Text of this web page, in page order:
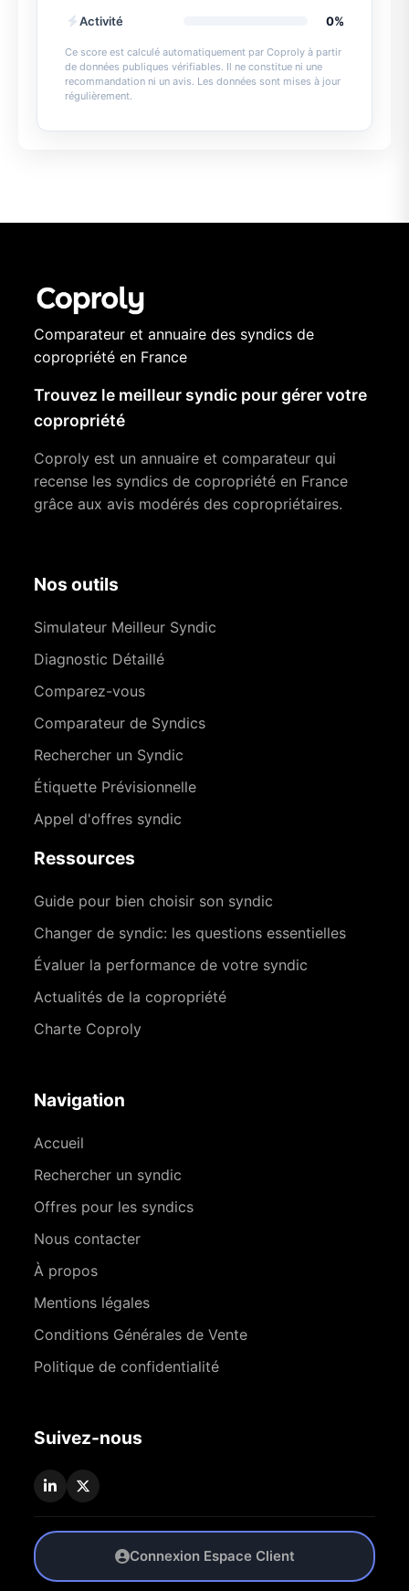
Activité
0%
Ce score est calculé automatiquement par Coproly à partir
de données publiques vérifiables. Il ne constitue ni une
recommandation ni un avis. Les données sont mises à jour
régulièrement.
Comparateur et annuaire des syndics de
copropriété en France
Trouvez le meilleur syndic pour gérer votre
copropriété
Coproly est un annuaire et comparateur qui
recense les syndics de copropriété en France
grâce aux avis modérés des copropriétaires.
Nos outils
Simulateur Meilleur Syndic
Diagnostic Détaillé
Comparez-vous
Comparateur de Syndics
Rechercher un Syndic
Étiquette Prévisionnelle
Appel d'offres syndic
Ressources
Guide pour bien choisir son syndic
Changer de syndic: les questions essentielles
Évaluer la performance de votre syndic
Actualités de la copropriété
Charte Coproly
Navigation
Accueil
Rechercher un syndic
Offres pour les syndics
Nous contacter
À propos
Mentions légales
Conditions Générales de Vente
Politique de confidentialité
Suivez-nous
Connexion Espace Client